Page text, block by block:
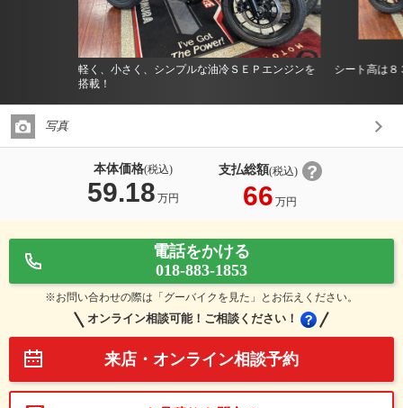
軽く、小さく、シンプルな油冷ＳＥＰエンジンを
搭載！
シート高は８
写真
本体価格(税込)
59.18 万円
支払総額(税込)
66 万円
電話をかける
018-883-1853
※お問い合わせの際は「グーバイクを見た」とお伝えください。
オンライン相談可能！ご相談ください！
来店・オンライン相談予約